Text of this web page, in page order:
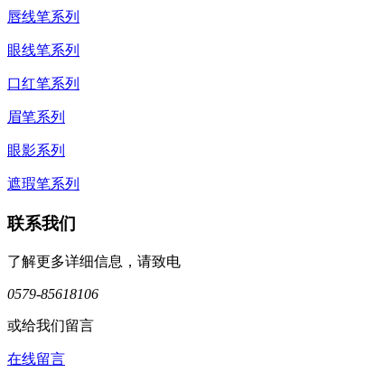
唇线笔系列
眼线笔系列
口红笔系列
眉笔系列
眼影系列
遮瑕笔系列
联系我们
了解更多详细信息，请致电
0579-85618106
或给我们留言
在线留言